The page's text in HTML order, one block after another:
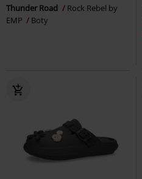
Thunder Road
Rock Rebel by
EMP
Boty